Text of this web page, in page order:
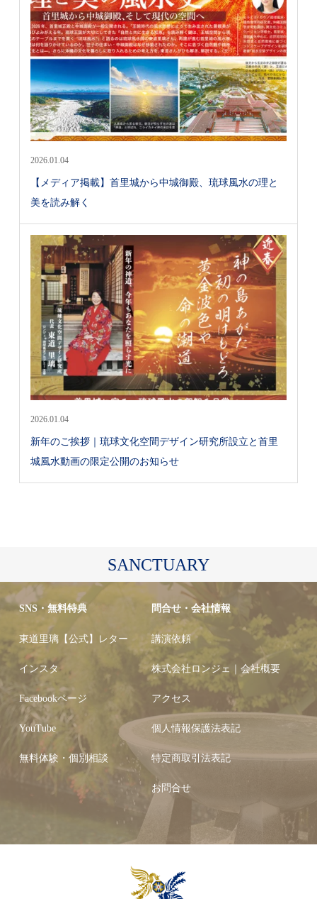
2026.01.04
【メディア掲載】首里城から中城御殿、琉球風水の理と
美を読み解く
2026.01.04
新年のご挨拶｜琉球文化空間デザイン研究所設立と首里
城風水動画の限定公開のお知らせ
SANCTUARY
SNS・無料特典
東道里璃【公式】レター
インスタ
Facebookページ
YouTube
無料体験・個別相談
問合せ・会社情報
講演依頼
株式会社ロンジェ｜会社概要
アクセス
個人情報保護法表記
特定商取引法表記
お問合せ